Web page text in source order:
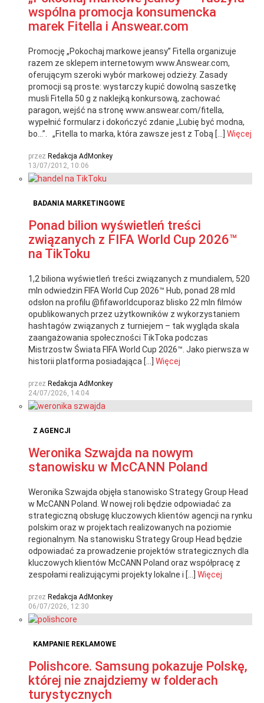
wspólna promocja konsumencka
marek Fitella i Answear.com
Promocję „Pokochaj markowe jeansy” Fitella organizuje
razem ze sklepem internetowym www.Answear.com,
oferującym szeroki wybór markowej odzieży. Zasady
promocji są proste: wystarczy kupić dowolną saszetkę
musli Fitella 50 g z naklejką konkursową, zachować
paragon, wejść na stronę www.answear.com/fitella,
wypełnić formularz i dokończyć zdanie „Lubię być modna,
bo…”. „Fitella to marka, która zawsze jest z Tobą […] Więcej
przez Redakcja AdMonkey
13/07/2012, 10:06
BADANIA MARKETINGOWE
Ponad bilion wyświetleń treści
związanych z FIFA World Cup 2026™
na TikToku
1,2 biliona wyświetleń treści związanych z mundialem, 520
mln odwiedzin FIFA World Cup 2026™ Hub, ponad 28 mld
odsłon na profilu @fifaworldcuporaz blisko 22 mln filmów
opublikowanych przez użytkowników z wykorzystaniem
hashtagów związanych z turniejem – tak wygląda skala
zaangażowania społeczności TikToka podczas
Mistrzostw Świata FIFA World Cup 2026™. Jako pierwsza w
historii platforma posiadająca […] Więcej
przez Redakcja AdMonkey
24/07/2026, 14:04
Z AGENCJI
Weronika Szwajda na nowym
stanowisku w McCANN Poland
Weronika Szwajda objęła stanowisko Strategy Group Head
w McCANN Poland. W nowej roli będzie odpowiadać za
strategiczną obsługę kluczowych klientów agencji na rynku
polskim oraz w projektach realizowanych na poziomie
regionalnym. Na stanowisku Strategy Group Head będzie
odpowiadać za prowadzenie projektów strategicznych dla
kluczowych klientów McCANN Poland oraz współpracę z
zespołami realizującymi projekty lokalne i […] Więcej
przez Redakcja AdMonkey
06/07/2026, 12:30
KAMPANIE REKLAMOWE
Polishcore. Samsung pokazuje Polskę,
której nie znajdziemy w folderach
turystycznych